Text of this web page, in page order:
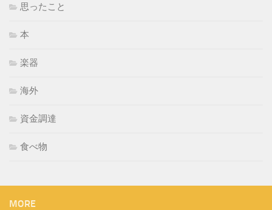
思ったこと
本
楽器
海外
資金調達
食べ物
MORE